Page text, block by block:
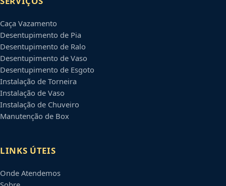
Caça Vazamento
Desentupimento de Pia
Desentupimento de Ralo
Desentupimento de Vaso
Desentupimento de Esgoto
Instalação de Torneira
Instalação de Vaso
Instalação de Chuveiro
Manutenção de Box
LINKS ÚTEIS
Onde Atendemos